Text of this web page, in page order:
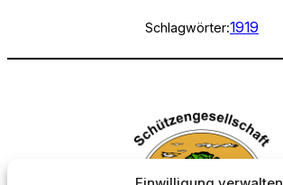
Schlagwörter:1919